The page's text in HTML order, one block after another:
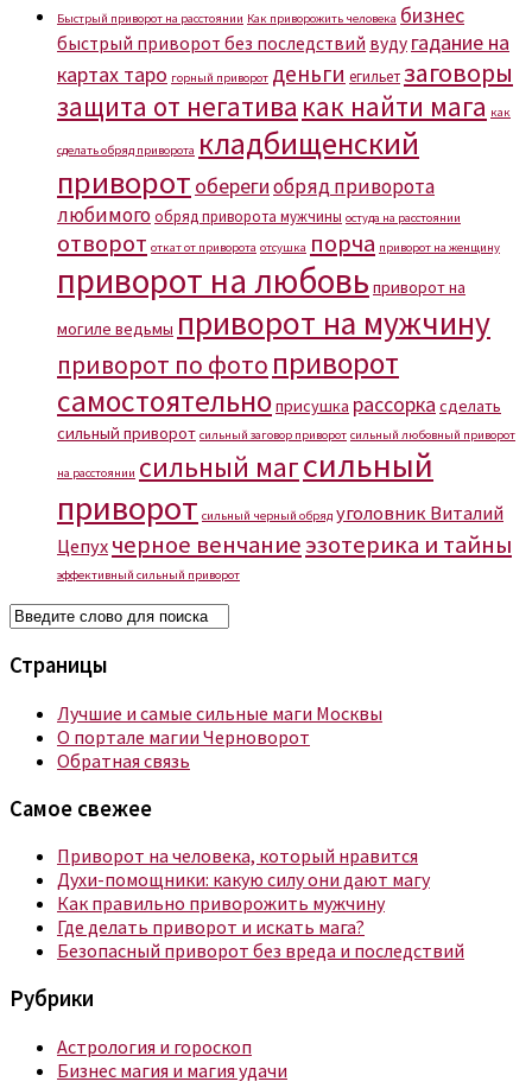
Быстрый приворот на расстоянии Как приворожить человека бизнес
быстрый приворот без последствий вуду гадание на
картах таро горный приворот деньги егильетзаговоры
защита от негатива как найти мага как
сделать обряд приворота кладбищенский
приворот оберегиобряд приворота
любимогообряд приворота мужчины остуда на расстоянии
отворот откат от приворота отсушка порча приворот на женщину
приворот на любовь приворот на
могиле ведьмы приворот на мужчину
приворот по фото приворот
самостоятельноприсушка рассорка сделать
сильный приворот сильный заговор приворот сильный любовный приворот
на расстоянии сильный магсильный
приворот сильный черный обряд уголовник Виталий
Цепух черное венчаниеэзотерика и тайны
эффективный сильный приворот
Страницы
Лучшие и самые сильные маги Москвы
О портале магии Черноворот
Обратная связь
Самое свежее
Приворот на человека, который нравится
Духи-помощники: какую силу они дают магу
Как правильно приворожить мужчину
Где делать приворот и искать мага?
Безопасный приворот без вреда и последствий
Рубрики
Астрология и гороскоп
Бизнес магия и магия удачи